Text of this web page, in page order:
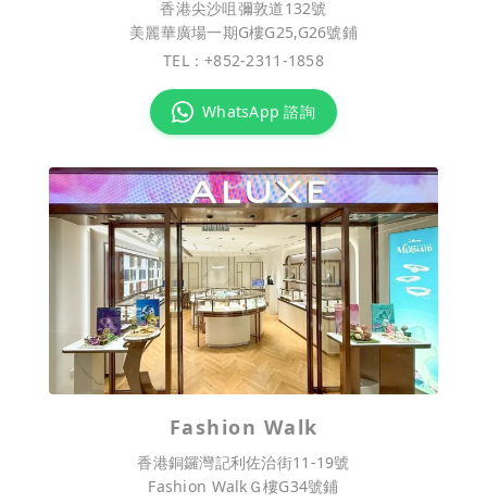
香港尖沙咀彌敦道132號
美麗華廣場一期G樓G25,G26號鋪
TEL：+852-2311-1858
WhatsApp 諮詢
Fashion Walk
香港銅鑼灣記利佐治街11-19號
Fashion WalkＧ樓G34號鋪